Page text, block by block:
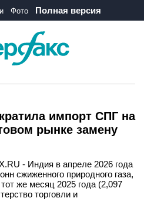
Фото Полная версия
импорт СПГ на
рынке замену
- Индия в апреле 2026 года
сжиженного природного газа,
же месяц 2025 года (2,097
торговли и